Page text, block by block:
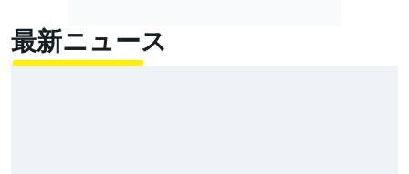
最新ニュース